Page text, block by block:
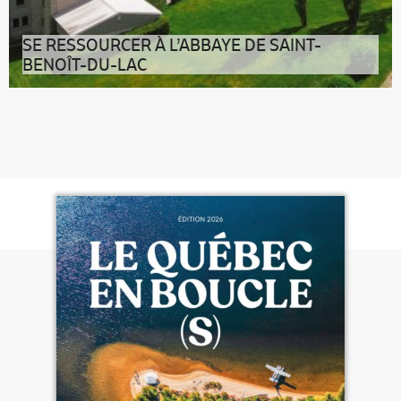
SE RESSOURCER À L’ABBAYE DE SAINT-
BENOÎT-DU-LAC